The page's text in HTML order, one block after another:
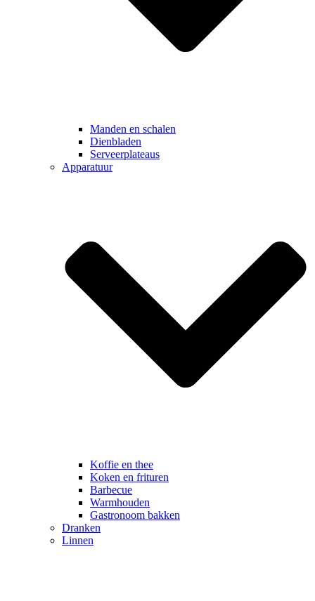
Manden en schalen
Dienbladen
Serveerplateaus
Apparatuur
Koffie en thee
Koken en frituren
Barbecue
Warmhouden
Gastronoom bakken
Dranken
Linnen